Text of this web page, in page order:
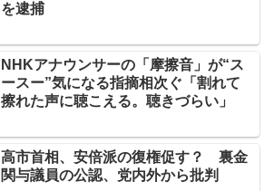
を逮捕
NHKアナウンサーの「摩擦音」が“ス
ースー”気になる指摘相次ぐ「割れて
擦れた声に聴こえる。聴きづらい」
高市首相、安倍派の復権促す？ 裏金
関与議員の公認、党内外から批判